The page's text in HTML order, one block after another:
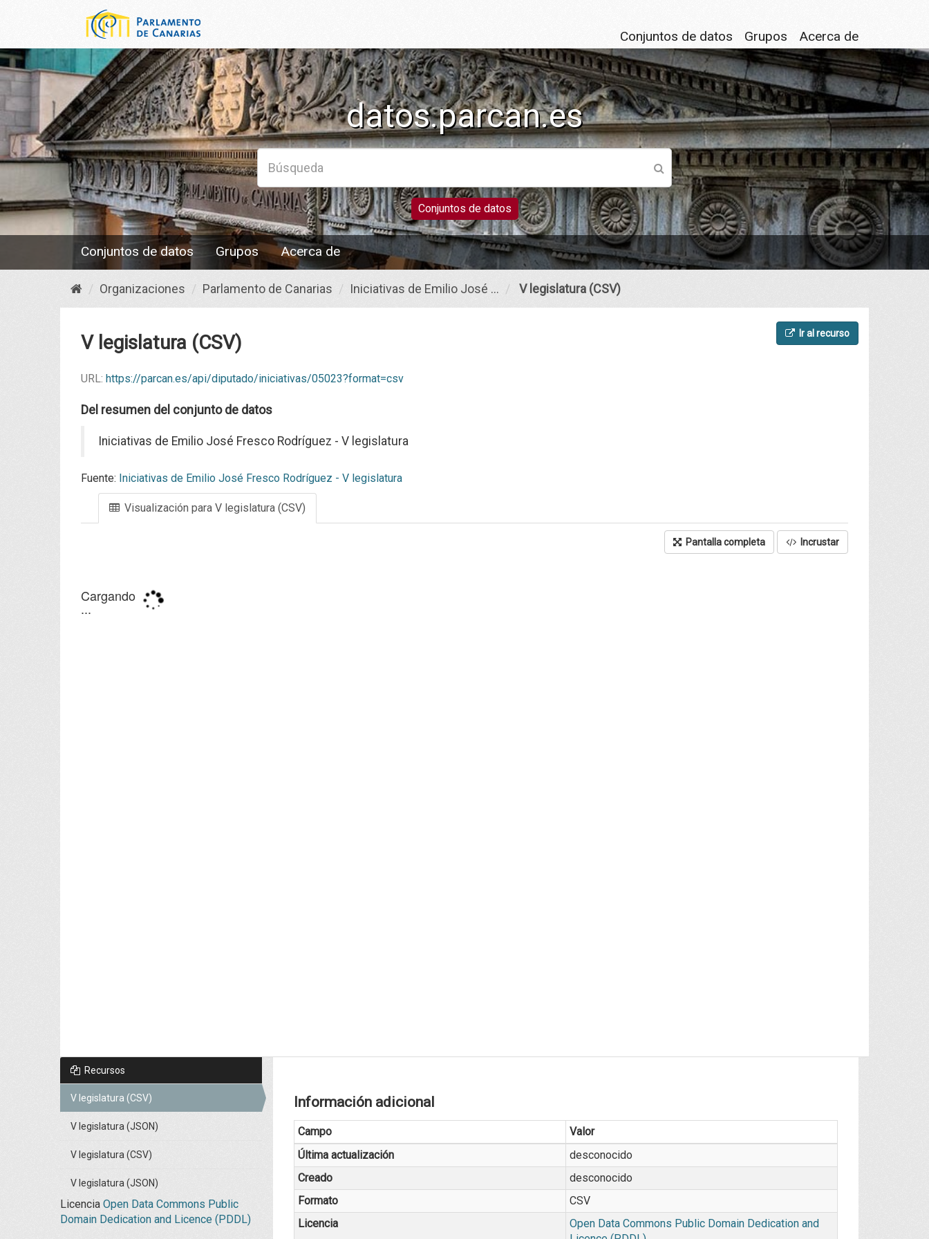
Conjuntos de datos Grupos Acerca de
datos.parcan.es
Conjuntos de datos
Conjuntos de datos Grupos Acerca de
Organizaciones Parlamento de Canarias Iniciativas de Emilio José ... V legislatura (CSV)
Ir al recurso
V legislatura (CSV)
URL: https://parcan.es/api/diputado/iniciativas/05023?format=csv
Del resumen del conjunto de datos
Iniciativas de Emilio José Fresco Rodríguez - V legislatura
Fuente: Iniciativas de Emilio José Fresco Rodríguez - V legislatura
Visualización para V legislatura (CSV)
Pantalla completa Incrustar
Recursos
V legislatura (CSV)
V legislatura (JSON)
V legislatura (CSV)
V legislatura (JSON)
Licencia Open Data Commons Public
Domain Dedication and Licence (PDDL)
Información adicional
Campo
Valor
Última actualización
desconocido
Creado
desconocido
Formato
CSV
Licencia
Open Data Commons Public Domain Dedication and